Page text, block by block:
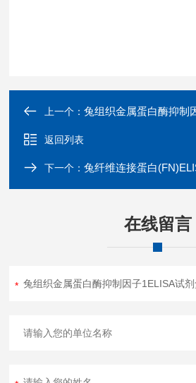
上一个：兔组织金属蛋白酶抑制
返回列表
下一个：兔纤维连接蛋白
在线留言